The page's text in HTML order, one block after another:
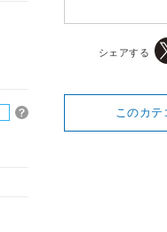
シェアする
このカテ